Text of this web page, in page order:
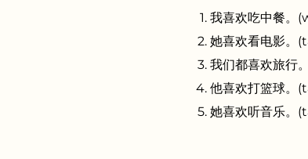
我喜欢吃中餐
她喜欢看电影
我们都喜欢旅
他喜欢打篮球
她喜欢听音乐